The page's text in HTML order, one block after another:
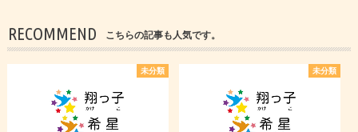
RECOMMEND こちらの記事も人気です。
未分類 未分類